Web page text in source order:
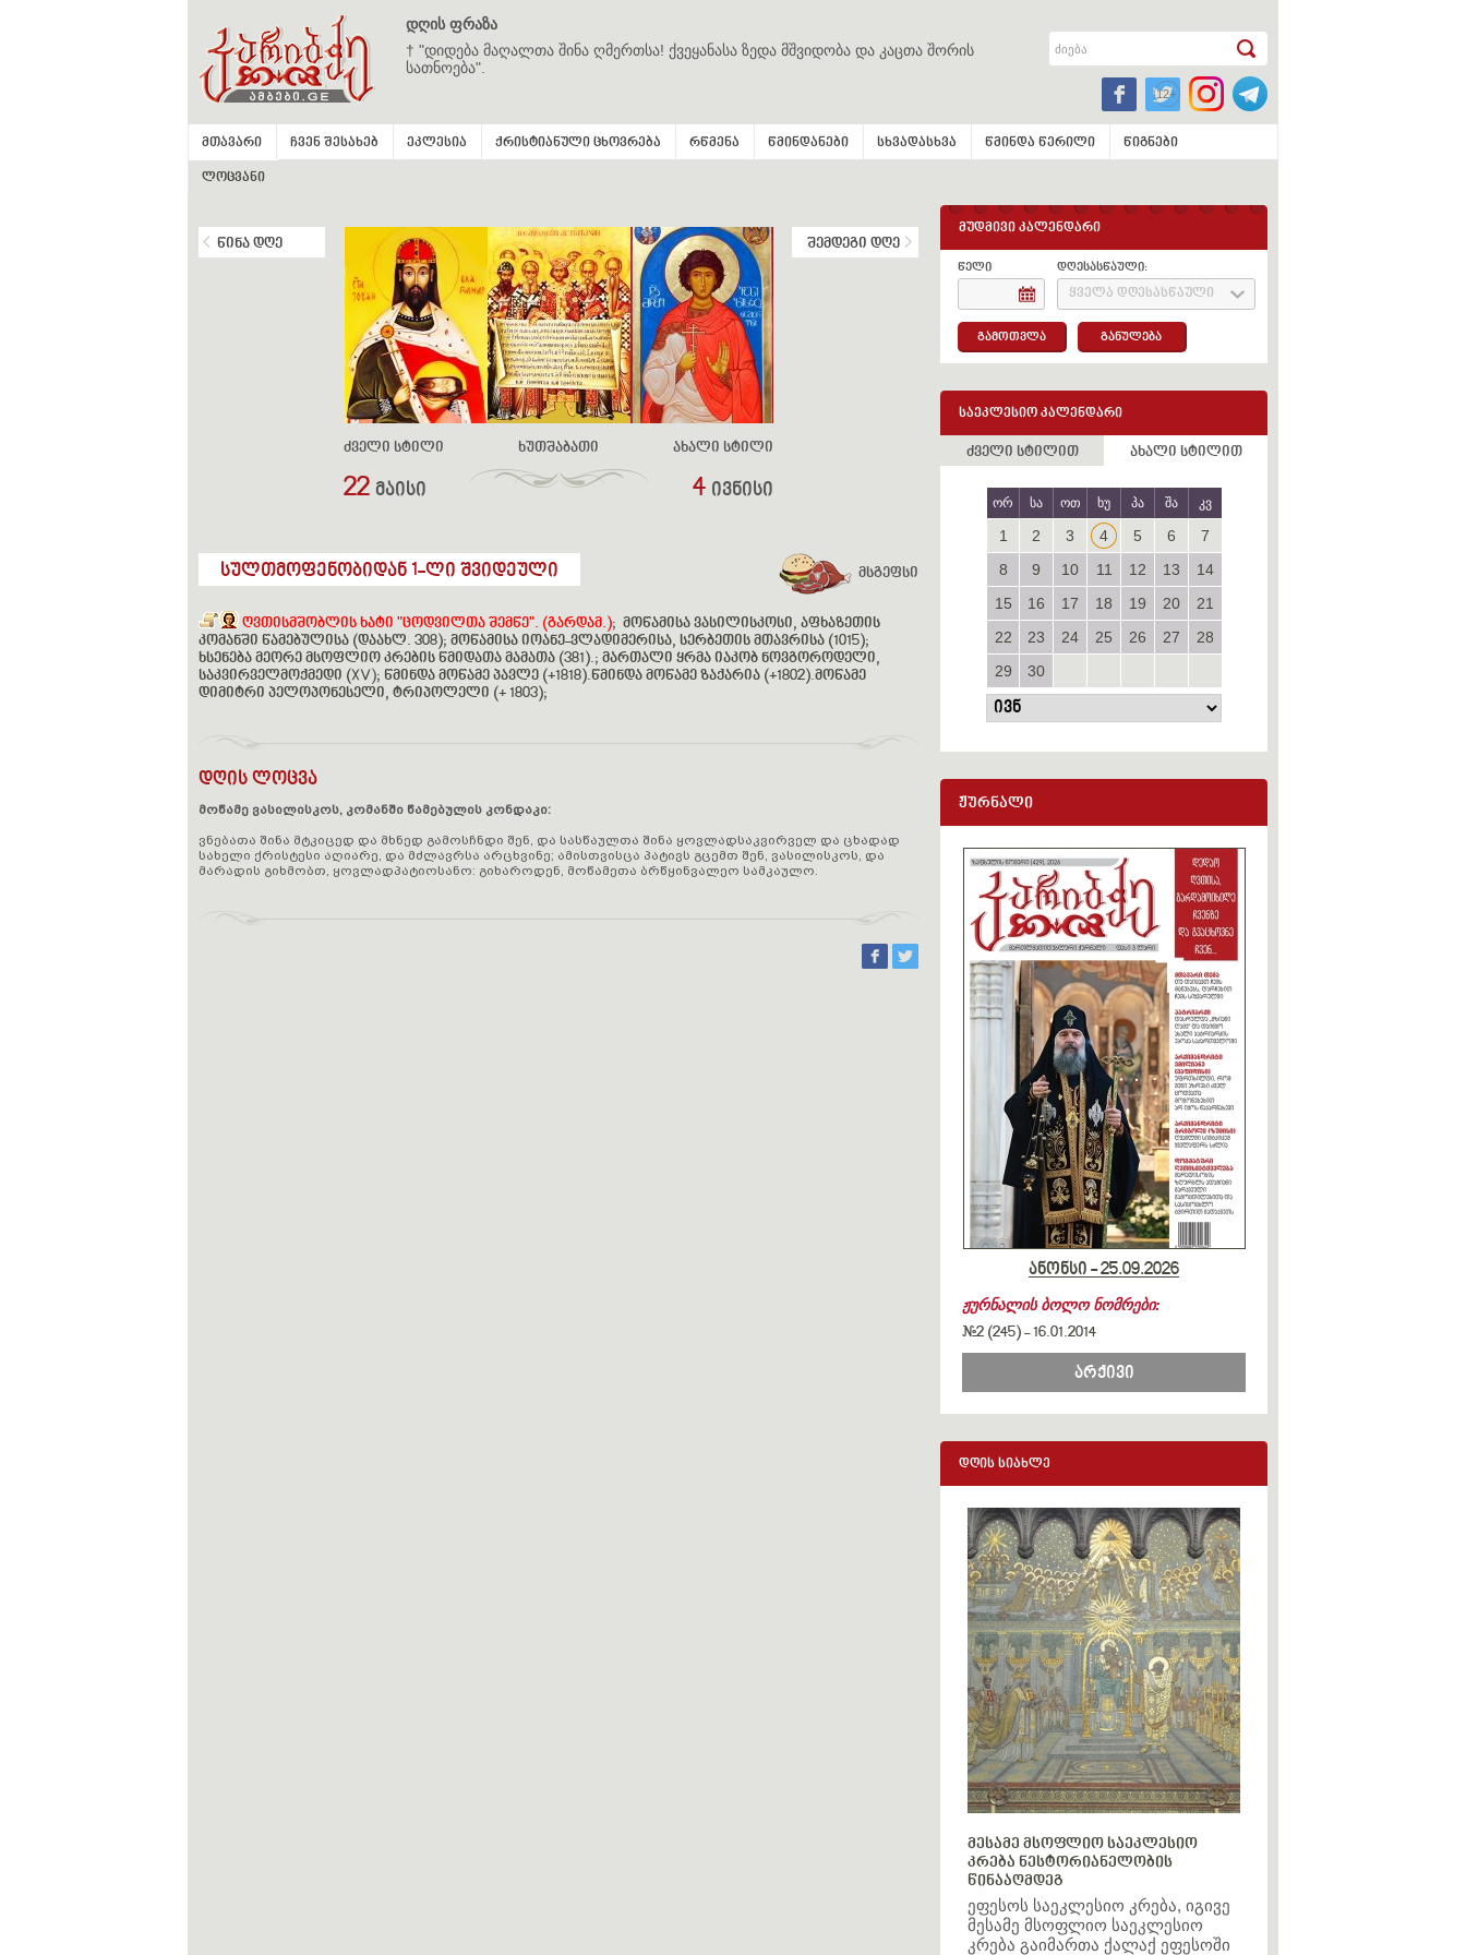
დღის ფრაზა
† "დიდება მაღალთა შინა ღმერთსა! ქვეყანასა ზედა მშვიდობა და კაცთა შორის
სათნოება".
მთავარი ჩვენ შესახებ ეკლესია ქრისტიანული ცხოვრება რწმენა წმინდანები სხვადასხვა წმინდა წერილი წიგნები
ლოცვანი
წინა დღე შემდეგი დღე
ძველი სტილი
22 მაისი
ხუთშაბათი ახალი სტილი
4 ივნისი
სულთმოფენობიდან 1-ლი შვიდეული მსგეფსი
ღვთისმშობლის ხატი "ცოდვილთა შემწე". (გარდამ.); მოწამისა ვასილისკოსი, აფხაზეთის
კომანში წამებულისა (დაახლ. 308); მოწამისა იოანე-ვლადიმერისა, სერბეთის მთავრისა (1015);
ხსენება მეორე მსოფლიო კრების წმიდათა მამათა (381).; მართალი ყრმა იაკობ ნოვგოროდელი,
საკვირველმოქმედი (XV); წმინდა მოწამე პავლე (+1818).წმინდა მოწამე ზაქარია (+1802).მოწამე
დიმიტრი პელოპონესელი, ტრიპოლელი (+ 1803);
დღის ლოცვა
მოწამე ვასილისკოს, კომანში წამებულის კონდაკი:
ვნებათა შინა მტკიცედ და მხნედ გამოსჩნდი შენ, და სასწაულთა შინა ყოვლადსაკვირველ და ცხადად
სახელი ქრისტესი აღიარე, და მძლავრსა არცხვინე; ამისთვისცა პატივს გცემთ შენ, ვასილისკოს, და
მარადის გიხმობთ, ყოვლადპატიოსანო: გიხაროდენ, მოწამეთა ბრწყინვალეო სამკაულო.
მუდმივი კალენდარი
წელი დღესასწაული:
ყველა დღესასწაული
გამოთვლა განულება
საეკლესიო კალენდარი
ძველი სტილით ახალი სტილით
ორ სა ოთ ხუ პა შა კვ
1 2 3 4 5 6
7
8
9 10 11 12 13
14
15
16 17 18 19 20
21
22
23 24 25 26 27
28
29
30
ჟურნალი
ანონსი - 25.09.2026
ჟურნალის ბოლო ნომრები:
#2 (245)-16.01.2014
არქივი
დღის სიახლე
მესამე მსოფლიო საეკლესიო
კრება ნესტორიანელობის
წინააღმდეგ
ეფესოს საეკლესიო კრება, იგივე
მესამე მსოფლიო საეკლესიო
კრება გაიმართა ქალაქ ეფესოში